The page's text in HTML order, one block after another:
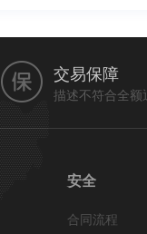
交易保障
描述不符合全额
安全
合同流程